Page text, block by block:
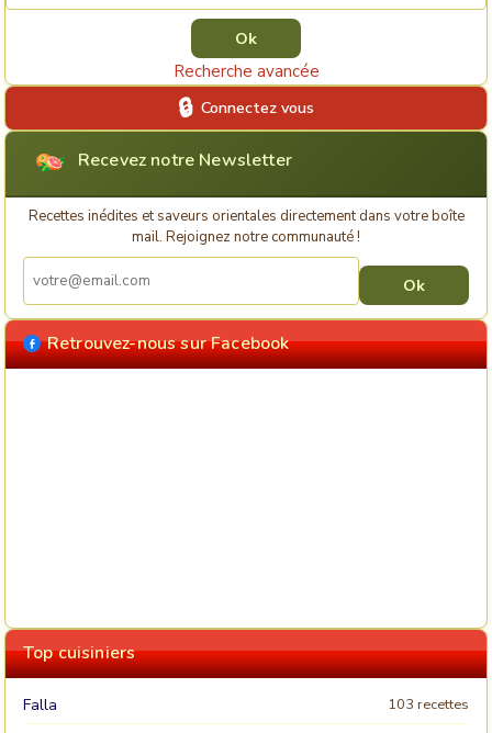
Recherche avancée
Connectez vous
Recevez notre Newsletter
Recettes inédites et saveurs orientales directement dans votre boîte
mail. Rejoignez notre communauté !
Retrouvez-nous sur Facebook
Top cuisiniers
Falla 103 recettes